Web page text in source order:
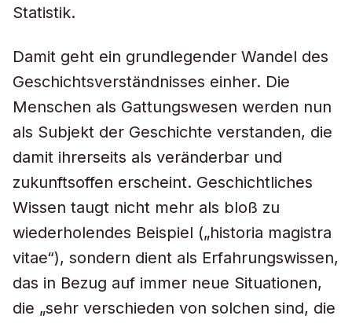
Statistik.
Damit geht ein grundlegender Wandel des
Geschichtsverständnisses einher. Die
Menschen als Gattungswesen werden nun
als Subjekt der Geschichte verstanden, die
damit ihrerseits als veränderbar und
zukunftsoffen erscheint. Geschichtliches
Wissen taugt nicht mehr als bloß zu
wiederholendes Beispiel („historia magistra
vitae“), sondern dient als Erfahrungswissen,
das in Bezug auf immer neue Situationen,
die „sehr verschieden von solchen sind, die